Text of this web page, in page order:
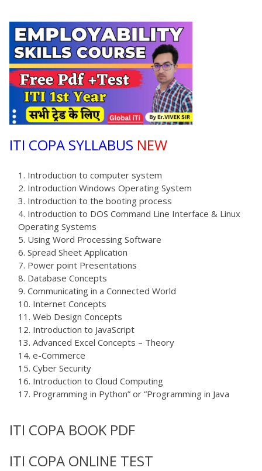
ITI COPA SYLLABUS NEW
Introduction to computer system
Introduction Windows Operating System
Introduction to the booting process
Introduction to DOS Command Line Interface & Linux
Operating Systems
Using Word Processing Software
Spread Sheet Application
Power point Presentations
Database Concepts
Communicating in a Connected World
Internet Concepts
Web Design Concepts
Introduction to JavaScript
Advanced Excel Concepts – Theory
e-Commerce
Cyber Security
Introduction to Cloud Computing
Programming in Python” or “Programming in Java
ITI COPA BOOK PDF
ITI COPA ONLINE TEST